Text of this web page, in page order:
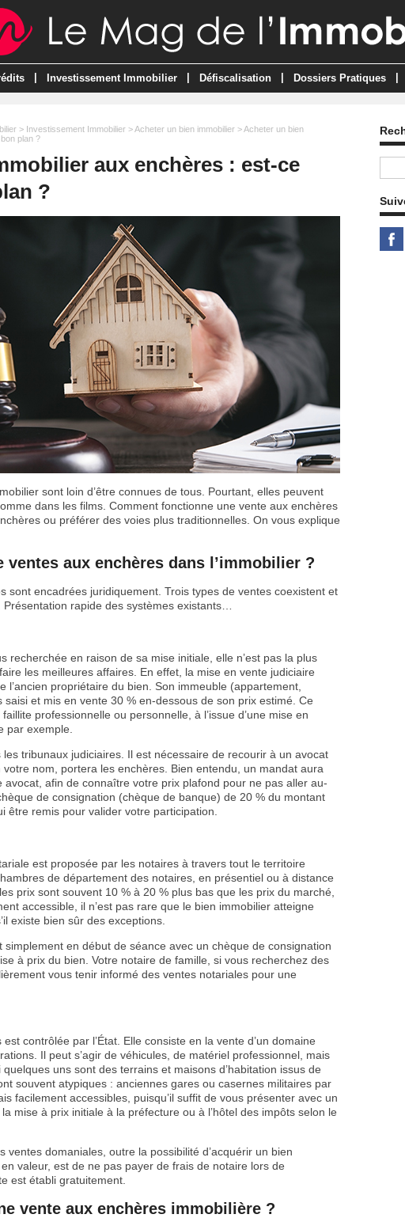
Investissement Immobilier Défiscalisation Dossiers Pratiques
> Investissement Immobilier >Acheter un bien immobilier > Acheter un bien
plan ?
aux enchères : est-ce
?
sont loin d’être connues de tous. Pourtant, elles peuvent
dans les films. Comment fonctionne une vente aux enchères
ou préférer des voies plus traditionnelles. On vous explique
aux enchères dans l’immobilier ?
sont encadrées juridiquement. Trois types de ventes coexistent et
rapide des systèmes existants…
recherchée en raison de sa mise initiale, elle n’est pas la plus
les meilleures affaires. En effet, la mise en vente judiciaire
l’ancien propriétaire du bien. Son immeuble (appartement,
et mis en vente 30 % en-dessous de son prix estimé. Ce
professionnelle ou personnelle, à l’issue d’une mise en
par exemple.
tribunaux judiciaires. Il est nécessaire de recourir à un avocat
votre nom, portera les enchères. Bien entendu, un mandat aura
afin de connaître votre prix plafond pour ne pas aller au-
de consignation (chèque de banque) de 20 % du montant
être remis pour valider votre participation.
est proposée par les notaires à travers tout le territoire
de département des notaires, en présentiel ou à distance
prix sont souvent 10 % à 20 % plus bas que les prix du marché,
accessible, il n’est pas rare que le bien immobilier atteigne
existe bien sûr des exceptions.
simplement en début de séance avec un chèque de consignation
à prix du bien. Votre notaire de famille, si vous recherchez des
vous tenir informé des ventes notariales pour une
contrôlée par l’État. Elle consiste en la vente d’un domaine
Il peut s’agir de véhicules, de matériel professionnel, mais
uns sont des terrains et maisons d’habitation issus de
souvent atypiques : anciennes gares ou casernes militaires par
facilement accessibles, puisqu’il suffit de vous présenter avec un
mise à prix initiale à la préfecture ou à l’hôtel des impôts selon le
ventes domaniales, outre la possibilité d’acquérir un bien
valeur, est de ne pas payer de frais de notaire lors de
est établi gratuitement.
vente aux enchères immobilière ?